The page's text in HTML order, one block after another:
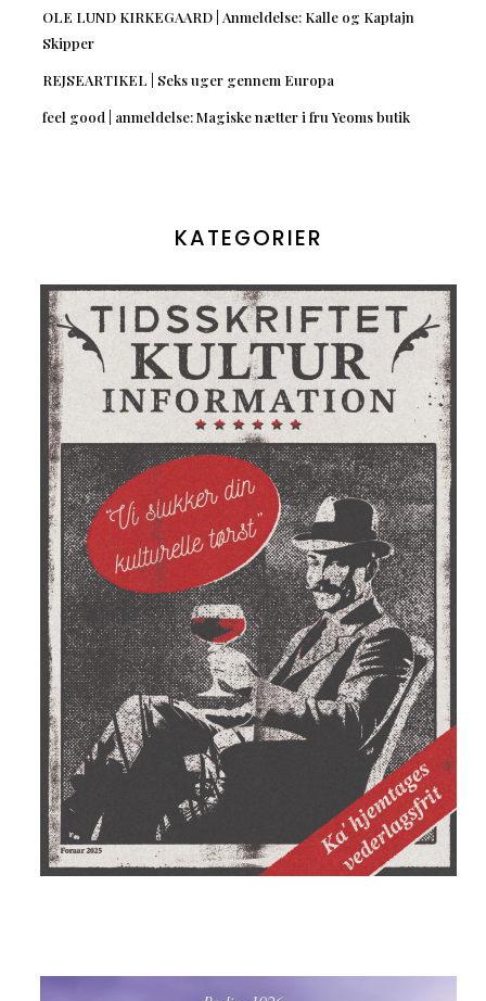
OLE LUND KIRKEGAARD | Anmeldelse: Kalle og Kaptajn
Skipper
REJSEARTIKEL | Seks uger gennem Europa
feel good | anmeldelse: Magiske nætter i fru Yeoms butik
KATEGORIER